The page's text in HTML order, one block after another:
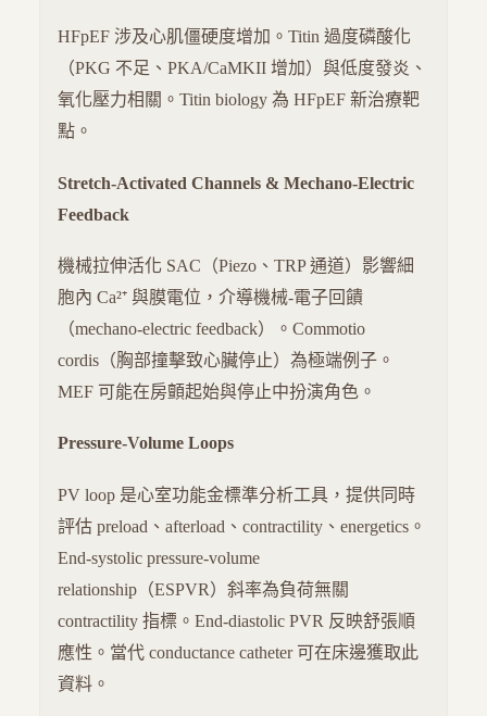
HFpEF 涉及心肌僵硬度增加。Titin 過度磷酸化
（PKG 不足、PKA/CaMKII 增加）與低度發炎、
氧化壓力相關。Titin biology 為 HFpEF 新治療靶
點。
Stretch-Activated Channels & Mechano-Electric
Feedback
機械拉伸活化 SAC（Piezo、TRP 通道）影響細
胞內 Ca²⁺ 與膜電位，介導機械-電子回饋
（mechano-electric feedback）。Commotio
cordis（胸部撞擊致心臟停止）為極端例子。
MEF 可能在房顫起始與停止中扮演角色。
Pressure-Volume Loops
PV loop 是心室功能金標準分析工具，提供同時
評估 preload、afterload、contractility、energetics。
End-systolic pressure-volume
relationship（ESPVR）斜率為負荷無關
contractility 指標。End-diastolic PVR 反映舒張順
應性。當代 conductance catheter 可在床邊獲取此
資料。